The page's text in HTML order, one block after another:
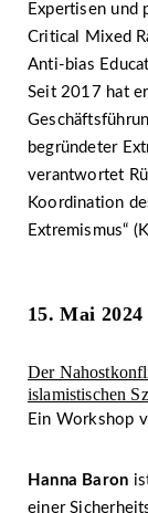
Expertisen und
Critical Mixed
Anti-bias
Seit 2017 hat
begründeter
verantwortet
Koordination
Extremismus“
15. Mai 2024
Der
islamistischen
Ein Workshop
Hanna Baron
einer